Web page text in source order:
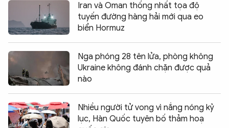
Iran và Oman thống nhất tọa độ
tuyến đường hàng hải mới qua eo
biển Hormuz
Nga phóng 28 tên lửa, phòng không
Ukraine không đánh chặn được quả
nào
Nhiều người tử vong vì nắng nóng kỷ
lục, Hàn Quốc tuyên bố thảm hoạ